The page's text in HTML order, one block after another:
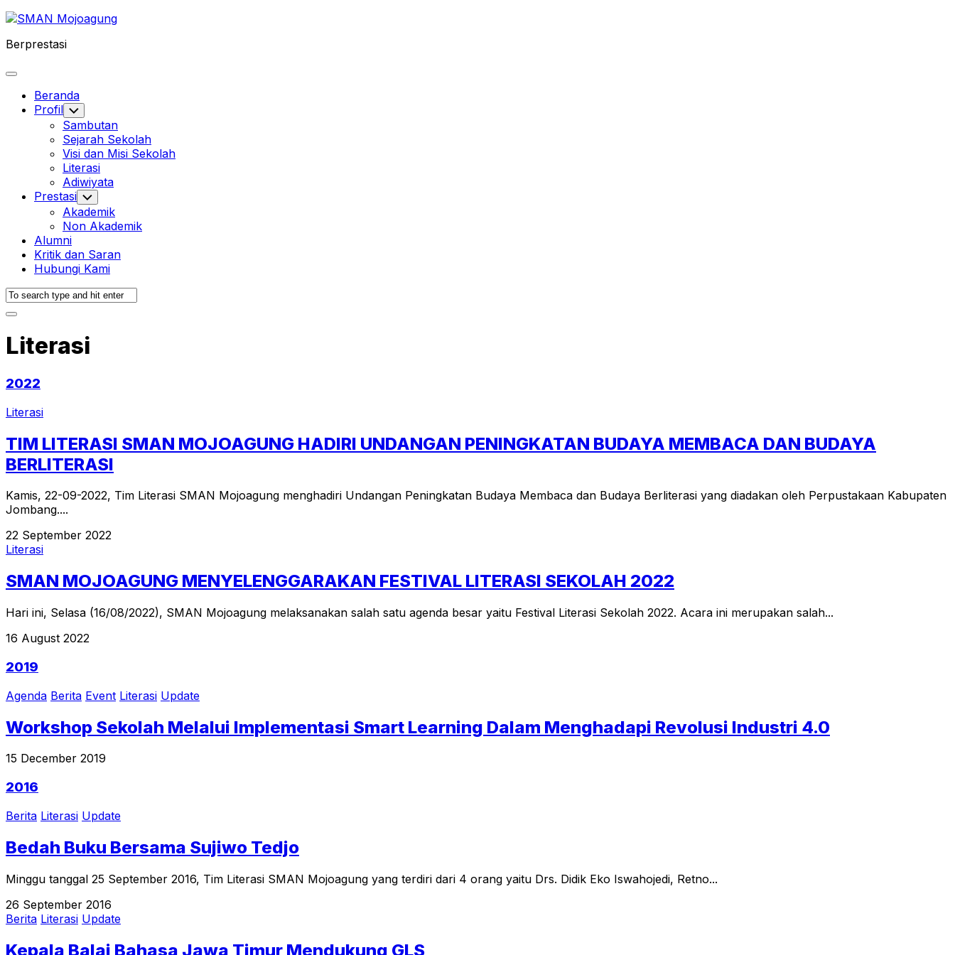
Skip
content
Berprestasi
Expand
Beranda
Current
Page
Parent
Profil Toggle
Child
Menu
Sambutan
Sejarah Sekolah
Visi dan Misi Sekolah
Current
Page:
Literasi
Adiwiyata
Prestasi Toggle
Child
Menu
Akademik
Non Akademik
Alumni
Kritik dan Saran
Hubungi Kami
Literasi
2022
Literasi
TIM LITERASI SMAN MOJOAGUNG HADIRI UNDANGAN PENINGKATAN BUDAYA MEMBACA DAN BUDAYA
BERLITERASI
Kamis, 22-09-2022, Tim Literasi SMAN Mojoagung menghadiri Undangan Peningkatan Budaya Membaca dan Budaya Berliterasi yang diadakan oleh Perpustakaan Kabupaten
Jombang....
22 September 2022
Literasi
SMAN MOJOAGUNG MENYELENGGARAKAN FESTIVAL LITERASI SEKOLAH 2022
Hari ini, Selasa (16/08/2022), SMAN Mojoagung melaksanakan salah satu agenda besar yaitu Festival Literasi Sekolah 2022. Acara ini merupakan salah...
16 August 2022
2019
Agenda Berita Event Literasi Update
Workshop Sekolah Melalui Implementasi Smart Learning Dalam Menghadapi Revolusi Industri 4.0
15 December 2019
2016
Berita Literasi Update
Bedah Buku Bersama Sujiwo Tedjo
Minggu tanggal 25 September 2016, Tim Literasi SMAN Mojoagung yang terdiri dari 4 orang yaitu Drs. Didik Eko Iswahojedi, Retno...
26 September 2016
Berita Literasi Update
Kepala Balai Bahasa Jawa Timur Mendukung GLS